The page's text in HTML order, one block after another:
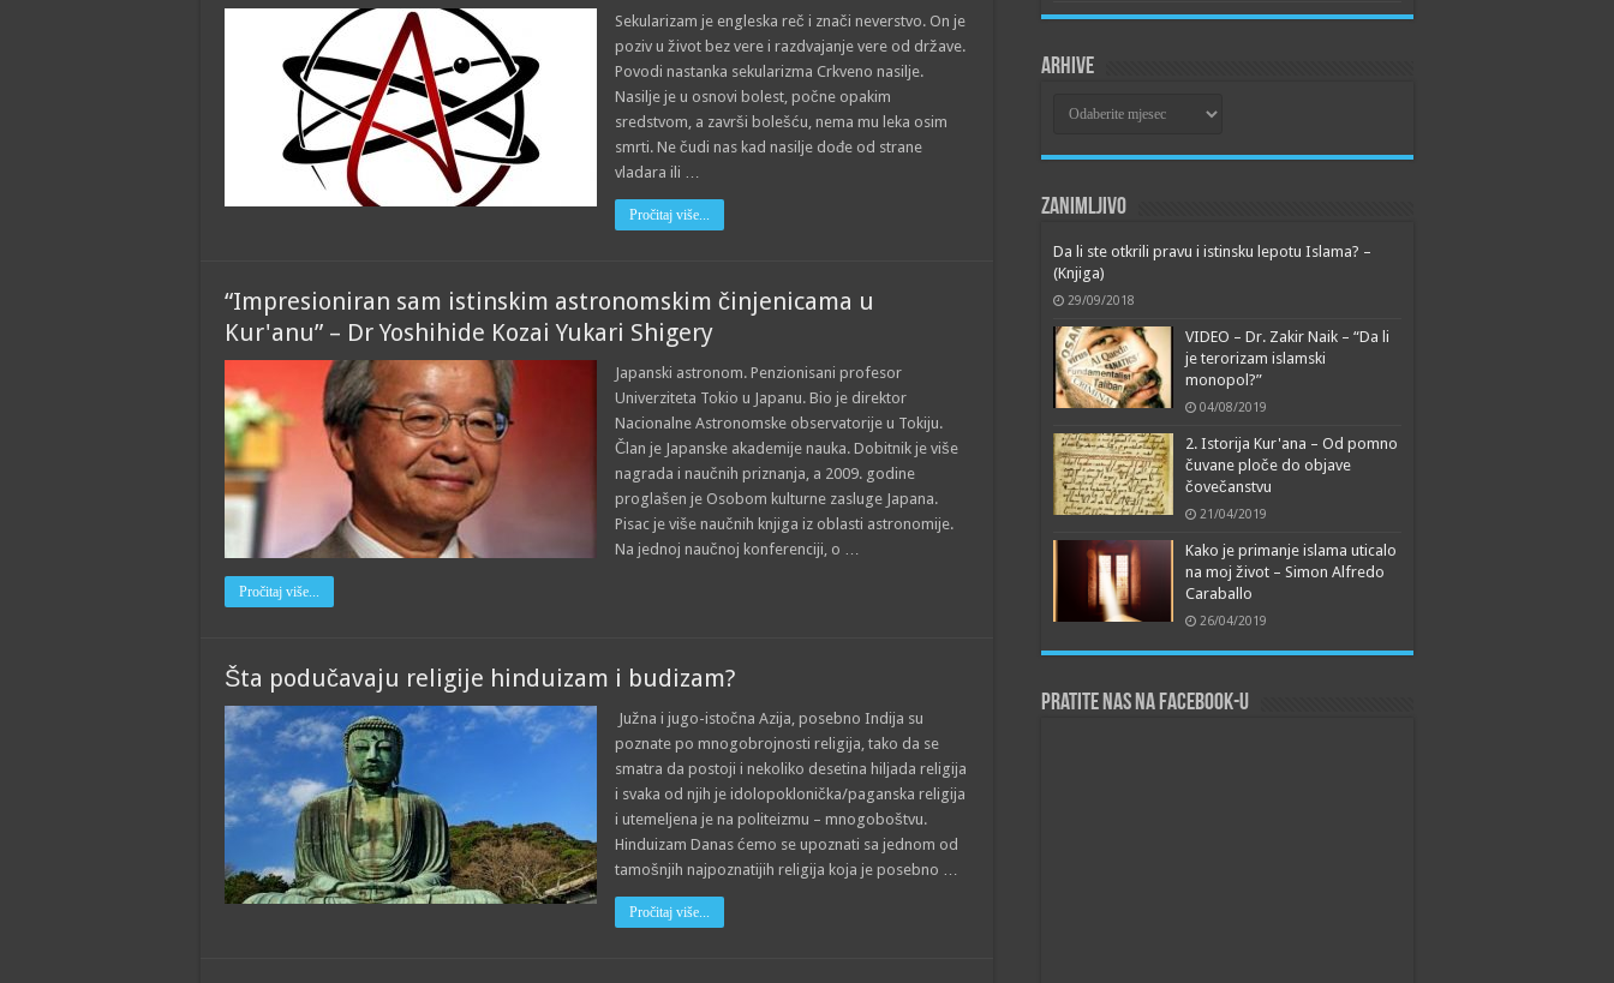
Sekularizam je engleska reč i znači neverstvo. On je
poziv u život bez vere i razdvajanje vere od države.
Povodi nastanka sekularizma Crkveno nasilje.
Nasilje je u osnovi bolest, počne opakim
sredstvom, a završi bolešću, nema mu leka osim
smrti. Ne čudi nas kad nasilje dođe od strane
vladara ili …
Pročitaj više...
“Impresioniran sam istinskim astronomskim činjenicama u
Kur'anu” – Dr Yoshihide Kozai Yukari Shigery
Japanski astronom. Penzionisani profesor
Univerziteta Tokio u Japanu. Bio je direktor
Nacionalne Astronomske observatorije u Tokiju.
Član je Japanske akademije nauka. Dobitnik je više
nagrada i naučnih priznanja, a 2009. godine
proglašen je Osobom kulturne zasluge Japana.
Pisac je više naučnih knjiga iz oblasti astronomije.
Na jednoj naučnoj konferenciji, o …
Pročitaj više...
Šta podučavaju religije hinduizam i budizam?
Južna i jugo-istočna Azija, posebno Indija su
poznate po mnogobrojnosti religija, tako da se
smatra da postoji i nekoliko desetina hiljada religija
i svaka od njih je idolopoklonička/paganska religija
i utemeljena je na politeizmu – mnogoboštvu.
Hinduizam Danas ćemo se upoznati sa jednom od
tamošnjih najpoznatijih religija koja je posebno …
Pročitaj više...
Arhive
Zanimljivo
Da li ste otkrili pravu i istinsku lepotu Islama? –
(Knjiga)
29/09/2018
VIDEO – Dr. Zakir Naik – “Da li
je terorizam islamski
monopol?”
04/08/2019
2. Istorija Kur'ana – Od pomno
čuvane ploče do objave
čovečanstvu
21/04/2019
Kako je primanje islama uticalo
na moj život – Simon Alfredo
Caraballo
26/04/2019
Pratite nas na Facebook-u